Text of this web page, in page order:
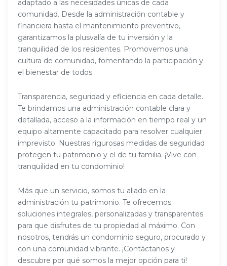
adaptado a las necesidades únicas de cada
comunidad. Desde la administración contable y
financiera hasta el mantenimiento preventivo,
garantizamos la plusvalía de tu inversión y la
tranquilidad de los residentes. Promovemos una
cultura de comunidad, fomentando la participación y
el bienestar de todos.
Transparencia, seguridad y eficiencia en cada detalle.
Te brindamos una administración contable clara y
detallada, acceso a la información en tiempo real y un
equipo altamente capacitado para resolver cualquier
imprevisto. Nuestras rigurosas medidas de seguridad
protegen tu patrimonio y el de tu familia. ¡Vive con
tranquilidad en tu condominio!
Más que un servicio, somos tu aliado en la
administración tu patrimonio. Te ofrecemos
soluciones integrales, personalizadas y transparentes
para que disfrutes de tu propiedad al máximo. Con
nosotros, tendrás un condominio seguro, procurado y
con una comunidad vibrante. ¡Contáctanos y
descubre por qué somos la mejor opción para ti!